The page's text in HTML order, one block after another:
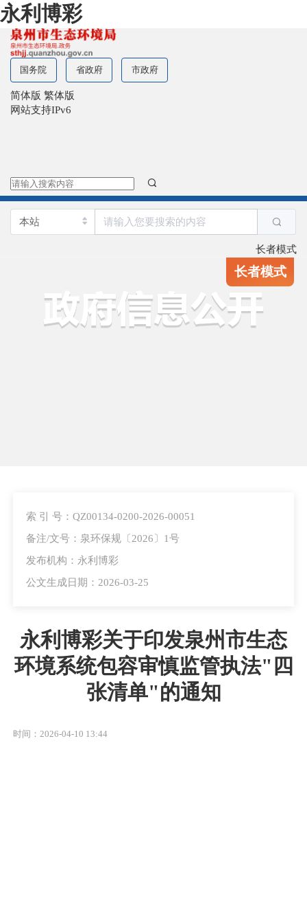
永利博彩
国务院 省政府 市政府
简体版 繁体版
网站支持IPv6
长者模式
长者模式
索 引 号：QZ00134-0200-2026-00051
备注/文号：泉环保规〔2026〕1号
发布机构：永利博彩
公文生成日期：2026-03-25
永利博彩关于印发泉州市生态
环境系统包容审慎监管执法"四
张清单"的通知
时间：2026-04-10 13:44